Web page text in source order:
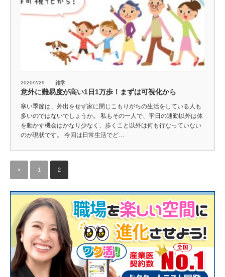
2020/2/29 雑学
意外に難易度が高い1日1万歩！まずは可視化から
寒い季節は、外出をせず家に閉じこもりがちの生活をしている人も
多いのではないでしょうか。 私もその一人で、平日の通勤以外は体
を動かす機会はかなり少なく、歩くこと以外は何も行なっていない
のが現状です。 今回は日常生活でど…
« 1 2